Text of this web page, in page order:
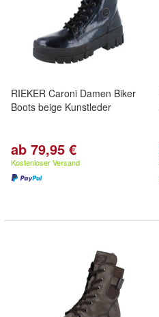
RIEKER Caroni Damen Biker
Boots beige Kunstleder
ab 79,95 €
Kostenloser Versand